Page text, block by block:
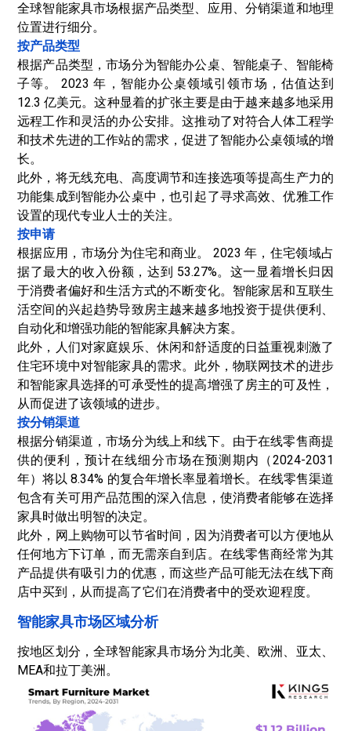
全球智能家具市场根据产品类型、应用、分销渠道和地理
位置进行细分。
按产品类型
根据产品类型，市场分为智能办公桌、智能桌子、智能椅
子等。 2023 年，智能办公桌领域引领市场，估值达到
12.3 亿美元。这种显着的扩张主要是由于越来越多地采用
远程工作和灵活的办公安排。这推动了对符合人体工程学
和技术先进的工作站的需求，促进了智能办公桌领域的增
长。
此外，将无线充电、高度调节和连接选项等提高生产力的
功能集成到智能办公桌中，也引起了寻求高效、优雅工作
设置的现代专业人士的关注。
按申请
根据应用，市场分为住宅和商业。 2023 年，住宅领域占
据了最大的收入份额，达到 53.27%。这一显着增长归因
于消费者偏好和生活方式的不断变化。智能家居和互联生
活空间的兴起趋势导致房主越来越多地投资于提供便利、
自动化和增强功能的智能家具解决方案。
此外，人们对家庭娱乐、休闲和舒适度的日益重视刺激了
住宅环境中对智能家具的需求。此外，物联网技术的进步
和智能家具选择的可承受性的提高增强了房主的可及性，
从而促进了该领域的进步。
按分销渠道
根据分销渠道，市场分为线上和线下。由于在线零售商提
供的便利，预计在线细分市场在预测期内（2024-2031
年）将以 8.34% 的复合年增长率显着增长。在线零售渠道
包含有关可用产品范围的深入信息，使消费者能够在选择
家具时做出明智的决定。
此外，网上购物可以节省时间，因为消费者可以方便地从
任何地方下订单，而无需亲自到店。在线零售商经常为其
产品提供有吸引力的优惠，而这些产品可能无法在线下商
店中买到，从而提高了它们在消费者中的受欢迎程度。
智能家具市场区域分析
按地区划分，全球智能家具市场分为北美、欧洲、亚太、
MEA和拉丁美洲。